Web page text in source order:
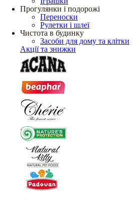
Прогулянки і подорожі
Переноски
Рулетки і шлеї
Чистота в будинку
Засоби для дому та клітки
Акції та знижки